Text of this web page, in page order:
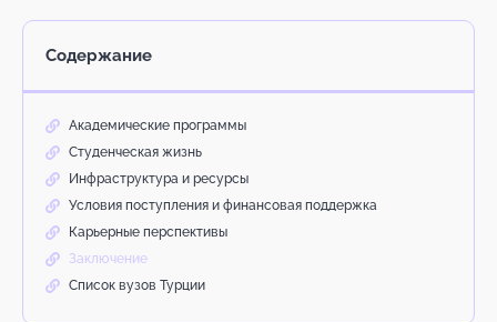
Содержание
Академические программы
Студенческая жизнь
Инфраструктура и ресурсы
Условия поступления и финансовая поддержка
Карьерные перспективы
Заключение
Список вузов Турции